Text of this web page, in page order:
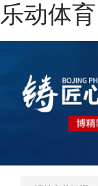
乐动体育
网站乐动体育
施工案例